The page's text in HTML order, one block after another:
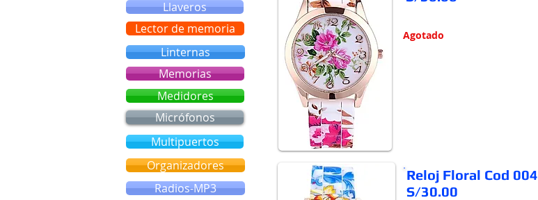
Agotado
Reloj Floral Cod 004
S/30.00
Llaveros
Lector de memoria
Linternas
Memorias
Medidores
Micrófonos
Multipuertos
Organizadores
Radios-MP3